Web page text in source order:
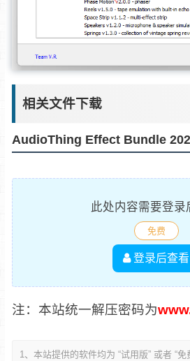
相关文件下载
AudioThing Effect Bundle
此处内容需要登录
免费
登录后查看
注：本站统一解压密码为
1、本站提供的软件均为 “试用版” 或者 “